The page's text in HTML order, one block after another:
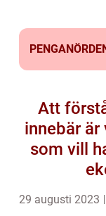
Att
innebär
som vill
29 augusti 2023